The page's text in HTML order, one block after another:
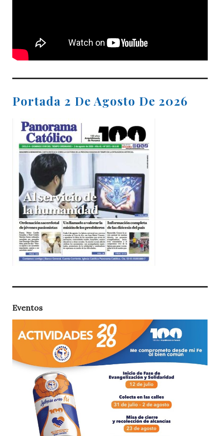
Portada 2 De Agosto De 2026
Eventos